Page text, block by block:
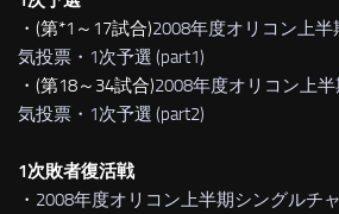
・(第*1～17試合)2008年度オリコン上
気投票・1次予選 (part1)
・(第18～34試合)2008年度オリコン上
気投票・1次予選 (part2)
1次敗者復活戦
・ 2008年度オリコン上半期シングルチ